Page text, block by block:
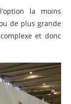
la moins
de plus grande
et donc